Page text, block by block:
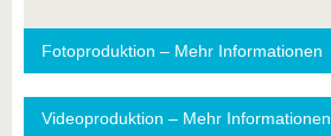
Fotoproduktion – Mehr Informationen
Videoproduktion – Mehr Informationen